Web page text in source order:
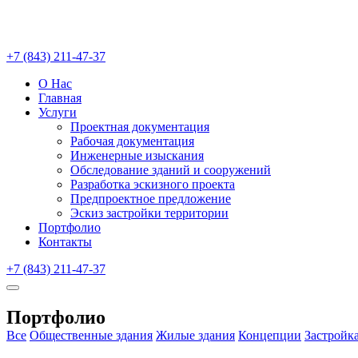
+7 (843) 211-47-37
О Нас
Главная
Услуги
Проектная документация
Рабочая документация
Инженерные изыскания
Обследование зданий и сооружений
Разработка эскизного проекта
Предпроектное предложение
Эскиз застройки территории
Портфолио
Контакты
+7 (843) 211-47-37
Портфолио
Все Общественные здания Жилые здания Концепции